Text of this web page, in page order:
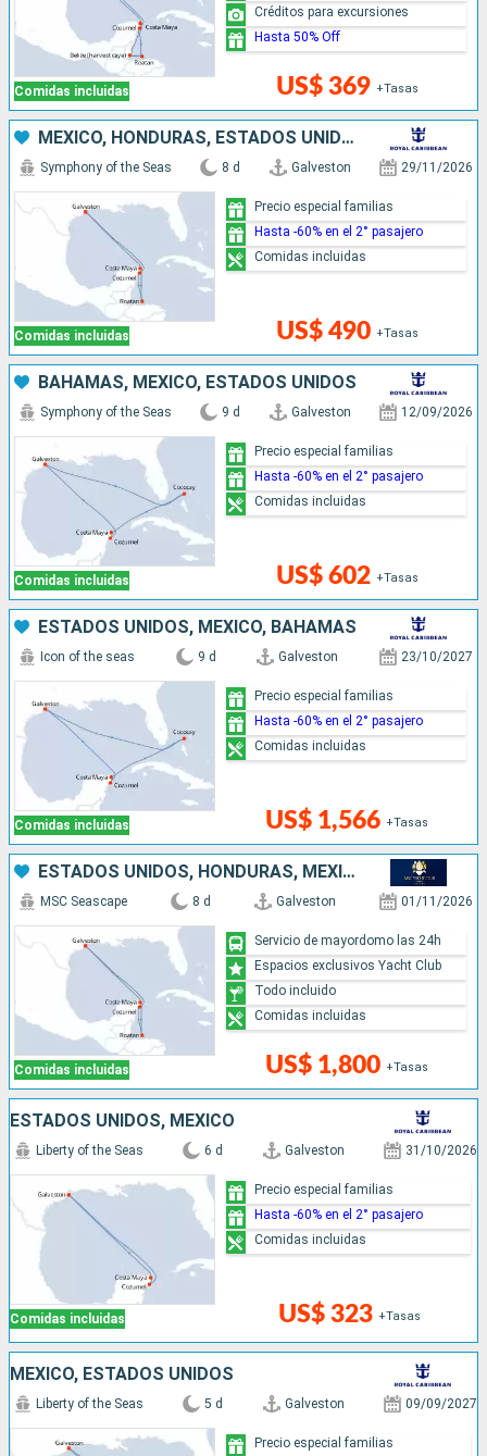
Comidas incluidas US$ 369 +Tasas
Créditos para excursiones
Hasta 50% Off
MÉXICO, HONDURAS, ESTADOS UNIDOS
Comidas incluidas
Symphony of the Seas 8 d Galveston 29/11/2026
US$ 490 +Tasas
Precio especial familias
Hasta -60% en el 2° pasajero
Comidas incluidas
BAHAMAS, MÉXICO, ESTADOS UNIDOS
Comidas incluidas
Symphony of the Seas 9 d Galveston 12/09/2026
US$ 602 +Tasas
Precio especial familias
Hasta -60% en el 2° pasajero
Comidas incluidas
ESTADOS UNIDOS, MÉXICO, BAHAMAS
Comidas incluidas
Icon of the seas 9 d Galveston 23/10/2027
US$ 1,566 +Tasas
Precio especial familias
Hasta -60% en el 2° pasajero
Comidas incluidas
ESTADOS UNIDOS, HONDURAS, MÉXICO
Comidas incluidas
MSC Seascape 8 d Galveston 01/11/2026
US$ 1,800 +Tasas
Servicio de mayordomo las 24h
Espacios exclusivos Yacht Club
Todo incluido
Comidas incluidas
ESTADOS UNIDOS, MÉXICO
Comidas incluidas
Liberty of the Seas 6 d Galveston 31/10/2026
US$ 323 +Tasas
Precio especial familias
Hasta -60% en el 2° pasajero
Comidas incluidas
MÉXICO, ESTADOS UNIDOS
Liberty of the Seas 5 d Galveston 09/09/2027
Precio especial familias